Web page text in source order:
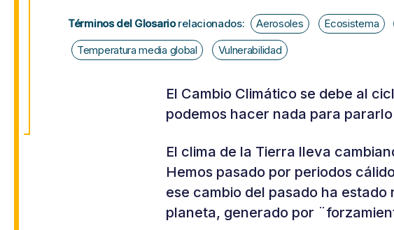
Términos del Glosariorelacionados: Aerosoles Ecosistema
Temperatura media global
Vulnerabilidad
El Cambio Climático se debe al
podemos hacer nada para pararlo
El clima de la Tierra lleva
Hemos pasado por periodos
ese cambio del pasado ha
planeta, generado por